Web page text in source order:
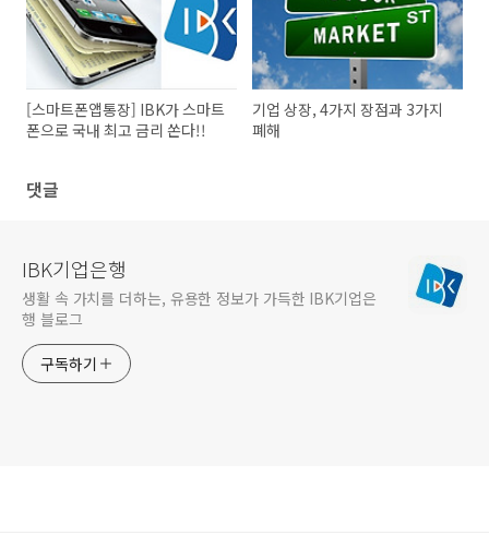
[스마트폰앱통장] IBK가 스마트
폰으로 국내 최고 금리 쏜다!!
기업 상장, 4가지 장점과 3가지
폐해
댓글
IBK기업은행
생활 속 가치를 더하는, 유용한 정보가 가득한 IBK기업은
행 블로그
구독하기